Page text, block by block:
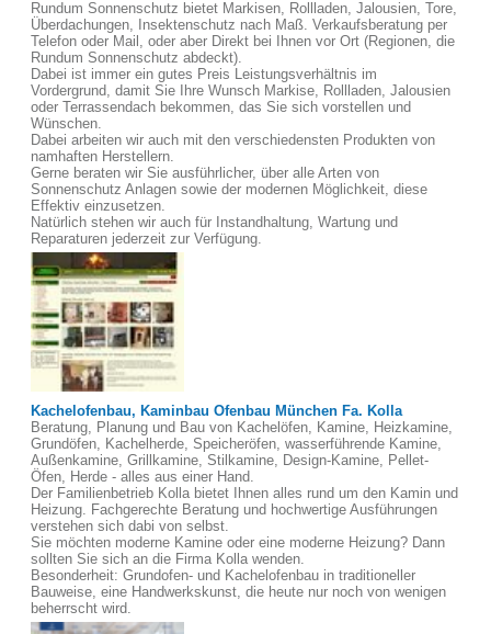
Rundum Sonnenschutz bietet Markisen, Rollladen, Jalousien, Tore,
Überdachungen, Insektenschutz nach Maß. Verkaufsberatung per
Telefon oder Mail, oder aber Direkt bei Ihnen vor Ort (Regionen, die
Rundum Sonnenschutz abdeckt).
Dabei ist immer ein gutes Preis Leistungsverhältnis im
Vordergrund, damit Sie Ihre Wunsch Markise, Rollladen, Jalousien
oder Terrassendach bekommen, das Sie sich vorstellen und
Wünschen.
Dabei arbeiten wir auch mit den verschiedensten Produkten von
namhaften Herstellern.
Gerne beraten wir Sie ausführlicher, über alle Arten von
Sonnenschutz Anlagen sowie der modernen Möglichkeit, diese
Effektiv einzusetzen.
Natürlich stehen wir auch für Instandhaltung, Wartung und
Reparaturen jederzeit zur Verfügung.
Kachelofenbau, Kaminbau Ofenbau München Fa. Kolla
Beratung, Planung und Bau von Kachelöfen, Kamine, Heizkamine,
Grundöfen, Kachelherde, Speicheröfen, wasserführende Kamine,
Außenkamine, Grillkamine, Stilkamine, Design-Kamine, Pellet-
Öfen, Herde - alles aus einer Hand.
Der Familienbetrieb Kolla bietet Ihnen alles rund um den Kamin und
Heizung. Fachgerechte Beratung und hochwertige Ausführungen
verstehen sich dabi von selbst.
Sie möchten moderne Kamine oder eine moderne Heizung? Dann
sollten Sie sich an die Firma Kolla wenden.
Besonderheit: Grundofen- und Kachelofenbau in traditioneller
Bauweise, eine Handwerkskunst, die heute nur noch von wenigen
beherrscht wird.